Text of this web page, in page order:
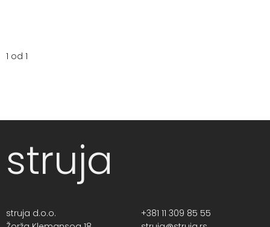
1 od 1
struja
struja d.o.o.
+381 11 309 85 55